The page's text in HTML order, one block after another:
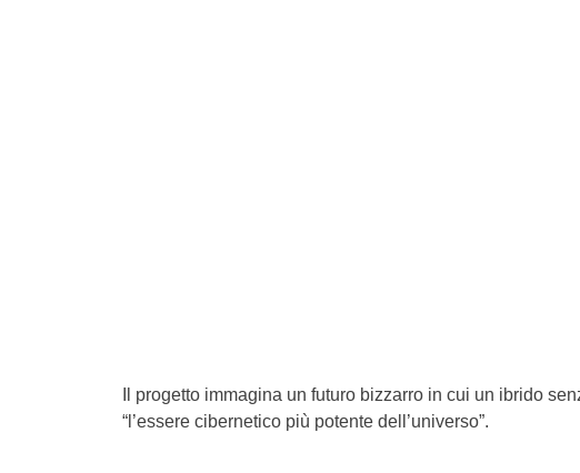
Il progetto immagina un futuro bizzarro in cui un ibrido
“l’essere cibernetico più potente dell’universo”.